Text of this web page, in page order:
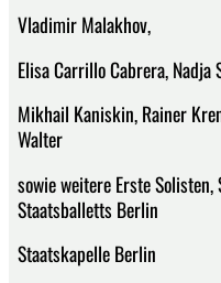
Vladimir Malakhov,
Elisa Carrillo Cabrera, Nadja
Mikhail Kaniskin, Rainer
Walter
sowie weitere Erste
Staatsballetts Berlin
Staatskapelle Berlin